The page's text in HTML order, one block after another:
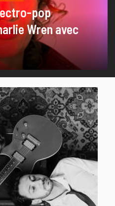
pop
Wren avec